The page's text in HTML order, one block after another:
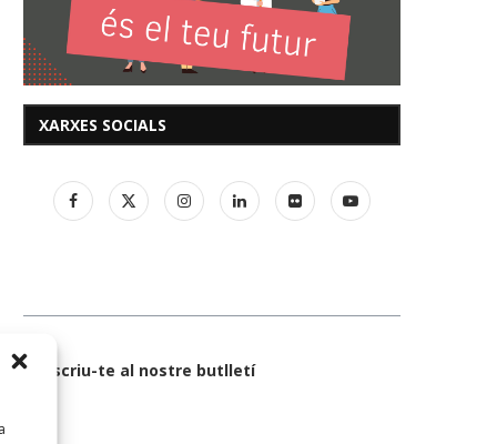
XARXES SOCIALS
Subscriu-te al nostre butlletí